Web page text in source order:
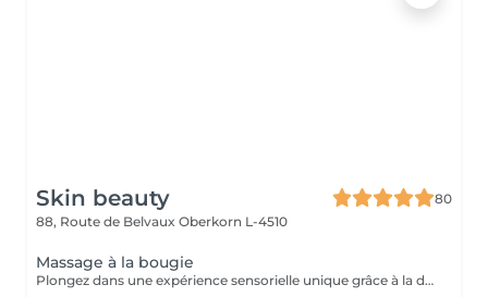
Skin beauty
80
88, Route de Belvaux Oberkorn L-4510
Massage à la bougie
Plongez dans une expérience sensorielle unique grâce à la douce chaleur d'une bougie fondante aux huiles précieuses. La cire tiède se transforme en un élixir nourrissant qui glisse sur votre peau, offrant un massage fluide, relaxant et profondément hydratant. Un véritable voyage des sens pour une détente absolue.